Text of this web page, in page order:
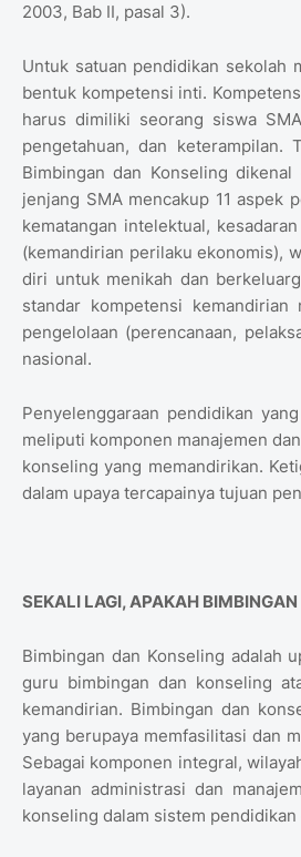
2003, Bab II, pasal 3).
Untuk satuan pendidikan sekolah
bentuk kompetensi inti.
harus dimiliki seorang siswa
pengetahuan, dan keterampilan.
Bimbingan dan Konseling
jenjang SMA mencakup 11 aspek
kematangan intelektual,
(kemandirian perilaku ekonomis),
diri untuk menikah dan
standar kompetensi
pengelolaan (perencanaan,
nasional.
Penyelenggaraan pendidikan
meliputi komponen manajemen
konseling yang memandirikan.
dalam upaya tercapainya tujuan
SEKALI LAGI, APAKAH
Bimbingan dan Konseling adalah
guru bimbingan dan konseling
kemandirian. Bimbingan dan
yang berupaya memfasilitasi dan
Sebagai komponen integral,
layanan administrasi dan
konseling dalam sistem pendidikan